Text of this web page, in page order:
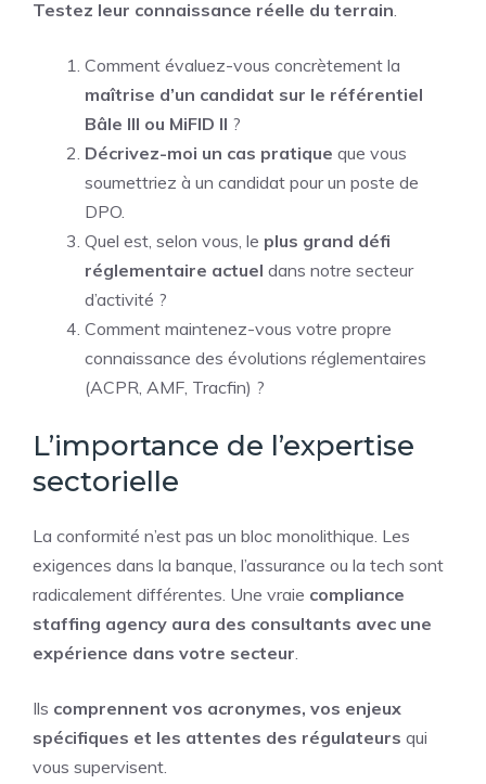
Testez leur connaissance réelle du terrain.
Comment évaluez-vous concrètement la
maîtrise d’un candidat sur le référentiel
Bâle III ou MiFID II ?
Décrivez-moi un cas pratique que vous
soumettriez à un candidat pour un poste de
DPO.
Quel est, selon vous, le plus grand défi
réglementaire actuel dans notre secteur
d’activité ?
Comment maintenez-vous votre propre
connaissance des évolutions réglementaires
(ACPR, AMF, Tracfin) ?
L’importance de l’expertise
sectorielle
La conformité n’est pas un bloc monolithique. Les
exigences dans la banque, l’assurance ou la tech sont
radicalement différentes. Une vraie compliance
staffing agency aura des consultants avec une
expérience dans votre secteur.
Ils comprennent vos acronymes, vos enjeux
spécifiques et les attentes des régulateurs qui
vous supervisent.